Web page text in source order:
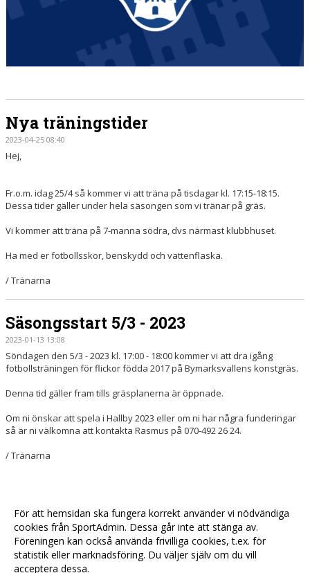
Nya träningstider
2023-04-25 08:40
Hej,
Fr.o.m. idag 25/4 så kommer vi att träna på tisdagar kl. 17:15-18:15.
Dessa tider gäller under hela säsongen som vi tränar på gräs.
Vi kommer att träna på 7-manna södra, dvs närmast klubbhuset.
Ha med er fotbollsskor, benskydd och vattenflaska.
/ Tränarna
Säsongsstart 5/3 - 2023
2023-01-13 13:08
Söndagen den 5/3 - 2023 kl. 17:00 - 18:00 kommer vi att dra igång
fotbollsträningen för flickor födda 2017 på Bymarksvallens konstgräs.
Denna tid gäller fram tills gräsplanerna är öppnade.
Om ni önskar att spela i Hallby 2023 eller om ni har några funderingar
så är ni välkomna att kontakta Rasmus på 070-492 26 24.
/ Tränarna
För att hemsidan ska fungera korrekt använder vi nödvändiga
cookies från SportAdmin. Dessa går inte att stänga av.
Föreningen kan också använda frivilliga cookies, t.ex. för
statistik eller marknadsföring. Du väljer själv om du vill
acceptera dessa.